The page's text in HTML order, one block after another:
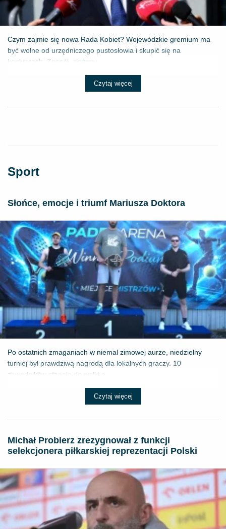
Czym zajmie się nowa Rada Kobiet? Wojewódzkie gremium ma
być wolne od urzędniczego pustosłowia i skupić się na
konkretach. Zespół, złożony...
Czytaj więcej
Sport
Słońce, emocje i triumf Mariusza Doktora
Po ostatnich zmaganiach w niemal zimowej aurze, niedzielny
turniej był prawdziwą nagrodą dla lokalnych graczy. 10
zawodników stanęło do walki o ...
Czytaj więcej
Michał Probierz zrezygnował z funkcji
selekcjonera piłkarskiej reprezentacji Polski